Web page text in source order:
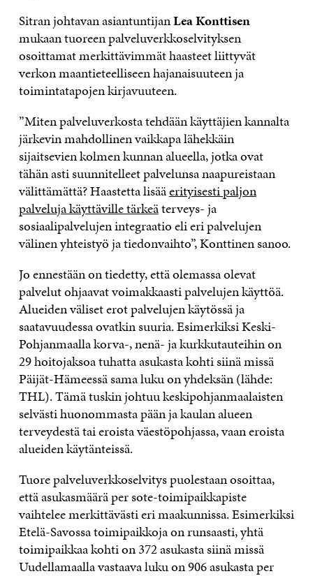
Sitran johtavan asiantuntijanLea Konttisen
mukaan tuoreen palveluverkkoselvityksen
osoittamat merkittävimmät haasteet liittyvät
verkon maantieteelliseen hajanaisuuteen ja
toimintatapojen kirjavuuteen.
”Miten palveluverkosta tehdään käyttäjien kannalta
järkevin mahdollinen vaikkapa lähekkäin
sijaitsevien kolmen kunnan alueella, jotka ovat
tähän asti suunnitelleet palvelunsa naapureistaan
välittämättä? Haastetta lisääerityisesti paljon
palveluja käyttäville tärkeäterveys- ja
sosiaalipalvelujen integraatio eli eri palvelujen
välinen yhteistyö ja tiedonvaihto”, Konttinen sanoo.
Jo ennestään on tiedetty, että olemassa olevat
palvelut ohjaavat voimakkaasti palvelujen käyttöä.
Alueiden väliset erot palvelujen käytössä ja
saatavuudessa ovatkin suuria. Esimerkiksi Keski-
Pohjanmaalla korva-, nenä- ja kurkkutauteihin on
29 hoitojaksoa tuhatta asukasta kohti siinä missä
Päijät-Hämeessä sama luku on yhdeksän (lähde:
THL). Tämä tuskin johtuu keskipohjanmaalaisten
selvästi huonommasta pään ja kaulan alueen
terveydestä tai eroista väestöpohjassa, vaan eroista
alueiden käytänteissä.
Tuore palveluverkkoselvitys puolestaan osoittaa,
että asukasmäärä per sote-toimipaikkapiste
vaihtelee merkittävästi eri maakunnissa. Esimerkiksi
Etelä-Savossa toimipaikkoja on runsaasti, yhtä
toimipaikkaa kohti on 372 asukasta siinä missä
Uudellamaalla vastaava luku on 906 asukasta per